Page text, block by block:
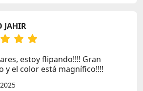
JAHIR
estoy flipando!!!! Gran
y el color está magnífico!!!!